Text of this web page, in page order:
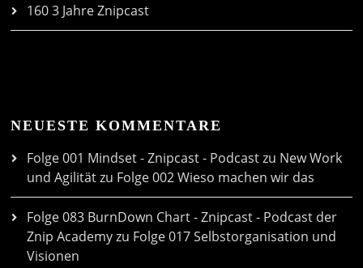
160 3 Jahre Znipcast
NEUESTE KOMMENTARE
Folge 001 Mindset - Znipcast - Podcast zu New Work
und Agilitätzu Folge 002 Wieso machen wir das
Folge 083 BurnDown Chart - Znipcast - Podcast der
Znip Academyzu Folge 017 Selbstorganisation und
Visionen